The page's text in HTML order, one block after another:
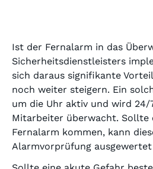
Ist der Fernalarm in das
Sicherheitsdienstleisters
sich daraus signifikante
noch weiter steigern. Ein
um die Uhr aktiv und wird 24/
Mitarbeiter überwacht. Sollte
Fernalarm kommen, kann
Alarmvorprüfung